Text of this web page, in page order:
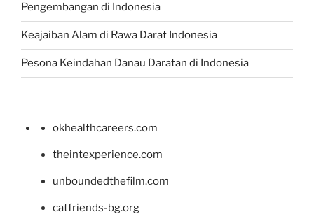
Pengembangan di Indonesia
Keajaiban Alam di Rawa Darat Indonesia
Pesona Keindahan Danau Daratan di Indonesia
okhealthcareers.com
theintexperience.com
unboundedthefilm.com
catfriends-bg.org